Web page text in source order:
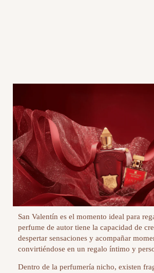
San Valentín es el momento ideal para
perfume de autor tiene la capacidad de
despertar sensaciones y acompañar
convirtiéndose en un regalo íntimo y
Dentro de la perfumería nicho, existen